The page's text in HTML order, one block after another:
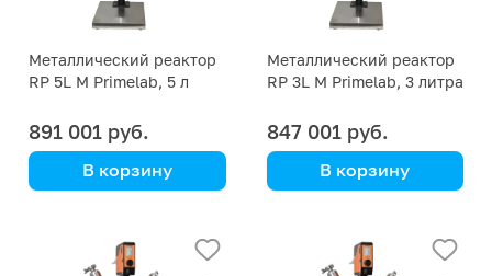
Металлический реактор
RP 5L M Primelab, 5 л
891 001 руб.
В корзину
масштабирования
Металлический реактор
RP 3L M Primelab, 3 литра
847 001 руб.
В корзину
Лучшее решение для
лаборатории